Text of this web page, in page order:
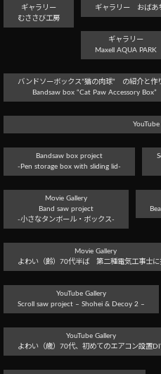
ギャラリー
むささび工房
ギャラリー おばあ
ギャラリー
Maxell AQUA PARK
バンドソーボックス”猫の肉球” の紹介と作
Bandsaw box “Cat Paw Accessory Box”
YouTube
Bandsaw box project
-Pen storage box with sliding lid-
Movie Gallery
Band saw project
-小さなタンボール・ボックス-
Movie Gallery
よわい（齢）70代半ば 第二種電気工事士に
YouTube Gallery
Scroll saw project – Shohei & Decoy 2 –
YouTube Gallery
よわい（歳）70代、初めてのエアコン設置